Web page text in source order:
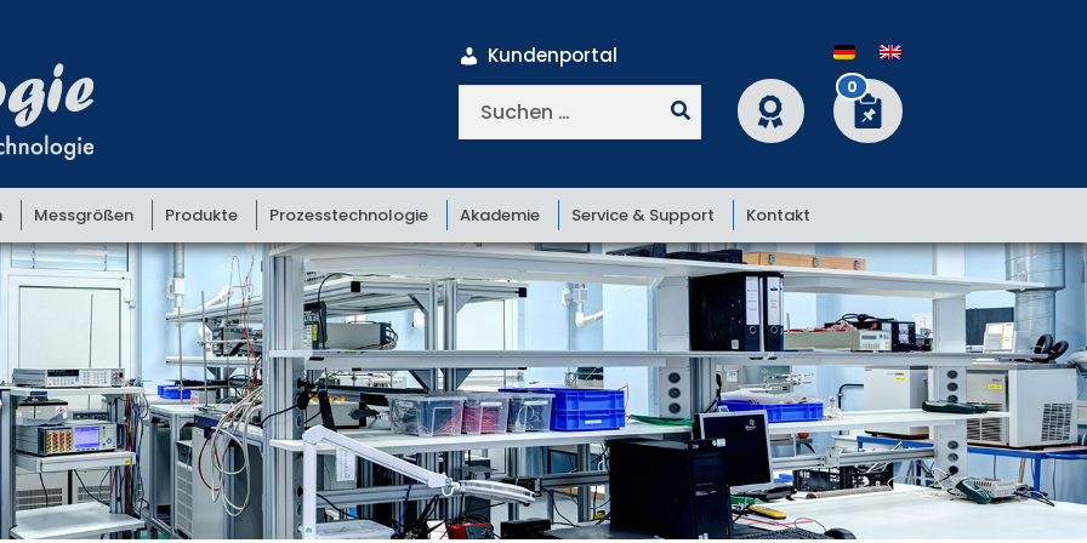
Kundenportal
Suchen
0
Messgrößen Produkte Prozesstechnologie Akademie Service & Support Kontakt